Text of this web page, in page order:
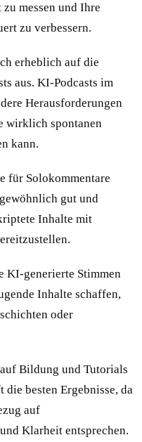
messen und Ihre
zu verbessern.
erheblich auf die
aus. KI-Podcasts im
Herausforderungen
wirklich spontanen
kann.
für Solokommentare
gut und
Inhalte mit
KI-generierte Stimmen
Inhalte schaffen,
oder
Bildung und Tutorials
besten Ergebnisse, da
auf
Klarheit entsprechen.